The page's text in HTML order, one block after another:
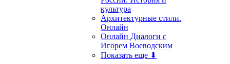
культура
Архитектурные стили.
Онлайн
Онлайн Диалоги с
Игорем Воеводским
Показать еще ⬇